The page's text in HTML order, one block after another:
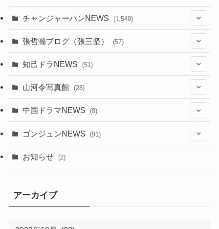
チャンジャーハンNEWS (1,549)
(6)
(29)
(20)
(21)
張哲瀚ブログ（張三坚） (57)
(14)
知己ドラNEWS (51)
(42)
(5)
山河令写真館 (28)
(17)
中国ドラマNEWS (8)
(1)
(6)
ゴンジュンNEWS (91)
(16)
お知らせ (2)
アーカイブ